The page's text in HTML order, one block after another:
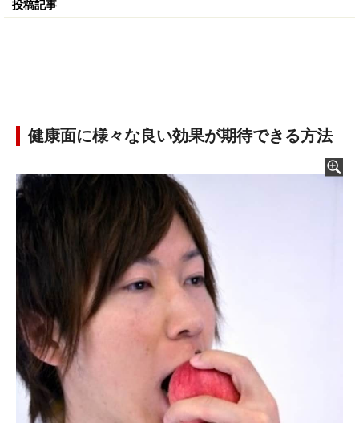
投稿記事
健康面に様々な良い効果が期待できる方法